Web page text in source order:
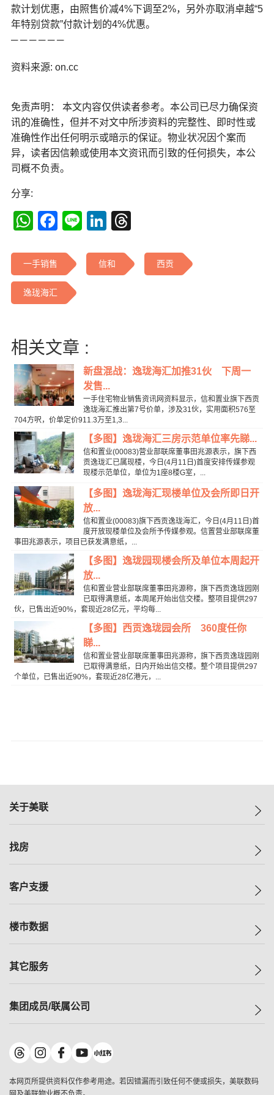
款计划优惠，由照售价减4%下调至2%，另外亦取消卓越“5
年特别贷款”付款计划的4%优惠。
─ ─ ─ ─ ─ ─
资料来源: on.cc
免责声明： 本文内容仅供读者参考。本公司已尽力确保资
讯的准确性，但并不对文中所涉资料的完整性、即时性或
准确性作出任何明示或暗示的保证。物业状况因个案而
异，读者因信赖或使用本文资讯而引致的任何损失，本公
司概不负责。
分享:
WhatsApp
Facebook
LineLinkedIn
一手销售 信和 西贡
逸珑海汇
相关文章 :
新盘混战：逸珑海汇加推31伙 下周一
发售...
一手住宅物业销售资讯网资料显示，信和置业旗下西贡
逸珑海汇推出第7号价单，涉及31伙，实用面积576至
704方呎，价单定价911.3万至1,3...
【多图】逸珑海汇三房示范单位率先睇...
信和置业(00083)营业部联席董事田兆源表示，旗下西
贡逸珑汇已属现楼，今日(4月11日)首度安排传媒参观
现楼示范单位，单位为1座8楼G室，...
【多图】逸珑海汇现楼单位及会所即日开
放...
信和置业(00083)旗下西贡逸珑海汇，今日(4月11日)首
度开放现楼单位及会所予传媒参观。信置营业部联席董
事田兆源表示，项目已获发满意纸，...
【多图】逸珑园现楼会所及单位本周起开
放...
信和置业营业部联席董事田兆源称，旗下西贡逸珑园刚
已取得满意纸，本周尾开始出信交楼。整项目提供297
伙，已售出近90%，套现近28亿元，平均每...
【多图】西贡逸珑园会所 360度任你
睇...
信和置业营业部联席董事田兆源称，旗下西贡逸珑园刚
已取得满意纸，日内开始出信交楼。整个项目提供297
个单位，已售出近90%，套现近28亿港元，...
关于美联
美联集团
人才招募
找房
一手新房
减价
美联豪宅
独家楼盘
租房
客户支援
自助放盘
查询热线
按揭计算机
负担能力计算机
转按计算机
缴款方式
楼市数据
指数
历史成交
小区成交排行榜
地区百科
其它服务
小区专页
美联精英会
美善会
集团成员/联属公司
美联物业
鋑联控股*
美联工商铺*
本网页所提供资料仅作参考用途。若因错漏而引致任何不便或损失，美联数码